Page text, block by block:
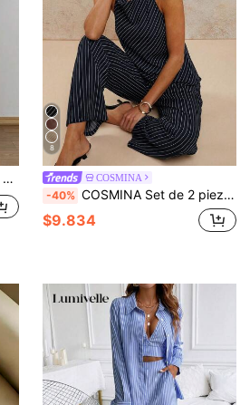
8
COSMINA
-40% COSMINA Set de 2 piezas con top sin mangas con cuello drapeado a rayas azul marino y pantalones hasta el tobillo, conjunto casual minimalista
$9.834